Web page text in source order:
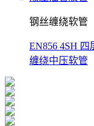
钢丝缠绕软管
EN856 4SH
缠绕中压软管